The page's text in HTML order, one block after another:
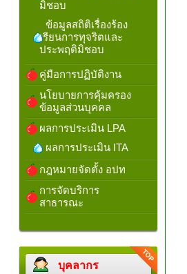
มิชอบ
ข้อมูลสถิติเรื่องร้อง
เรียนการทุจริตและ
ประพฤติมิชอบ
คู่มือการปฏิบัติงาน
นโยบายการคุ้มครอง
ข้อมูลส่วนบุคคล
ผลการประเมิน LPA
ผลการประเมิน ITA
กฎหมายจัดตั้ง อปท
การจัดบริการ
สาธารณะ
บุคลากร